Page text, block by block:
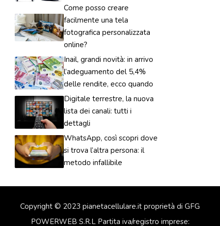
Come posso creare
facilmente una tela
fotografica personalizzata
online?
Inail, grandi novità: in arrivo
l’adeguamento del 5,4%
delle rendite, ecco quando
Digitale terrestre, la nuova
lista dei canali: tutti i
dettagli
WhatsApp, così scopri dove
si trova l’altra persona: il
metodo infallibile
Copyright © 2023 pianetacellulare.it proprietà di GFG
POWERWEB S.R.L Partita iva/registro imprese: